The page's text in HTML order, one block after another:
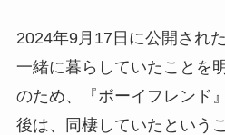
2024年9月17日に公開され
一緒に暮らしていたことを
のため、『ボーイフレンド
後は、同棲していたという